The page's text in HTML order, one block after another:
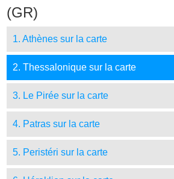
(GR)
1. Athènes sur la carte
2. Thessalonique sur la carte
3. Le Pirée sur la carte
4. Patras sur la carte
5. Peristéri sur la carte